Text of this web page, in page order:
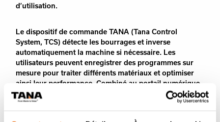
d’utilisation.
Le dispositif de commande TANA (Tana Control
System, TCS) détecte les bourrages et inverse
automatiquement la machine si nécessaire. Les
utilisateurs peuvent enregistrer des programmes sur
mesure pour traiter différents matériaux et optimiser
ainsi leur performance. Combiné au portail numérique
TanaConnect®
, le système offre un contrôle en temps
réel, des données de production et un aperçu de l’état
de la machine, garantissant une rationalisation des